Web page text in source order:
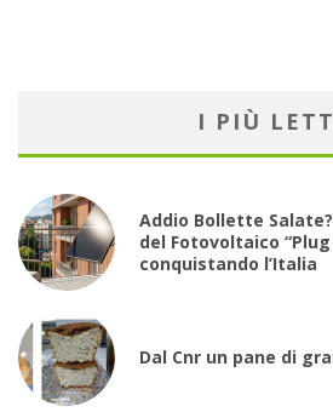
I PIÙ
Addio Bollette
del Fotovoltaico
conquistando l’Italia
Dal Cnr un pane di